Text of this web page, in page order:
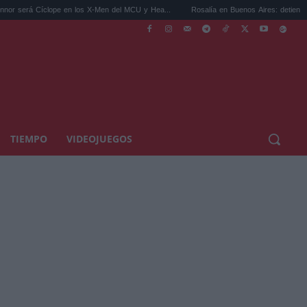
los X-Men del MCU y Hea... Rosalía en Buenos Aires: detiene el tráfico y se s...
TIEMPO VIDEOJUEGOS